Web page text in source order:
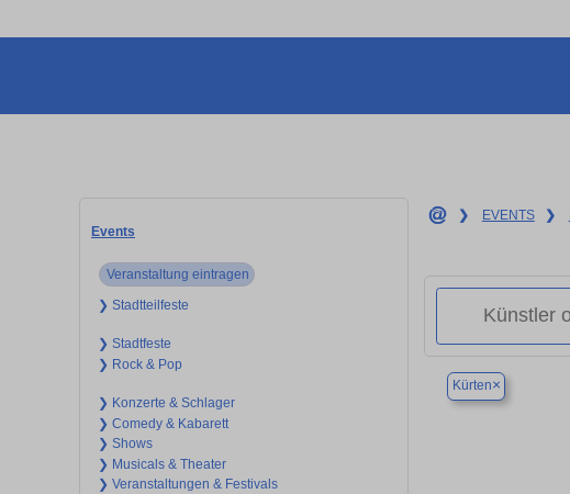
Events
Veranstaltung eintragen
❯ Stadtteilfeste
❯ Stadtfeste
❯ Rock & Pop
❯ Konzerte & Schlager
❯ Comedy & Kabarett
❯ Shows
❯ Musicals & Theater
❯ Veranstaltungen & Festivals
❯ EVENTS ❯
Kürten×